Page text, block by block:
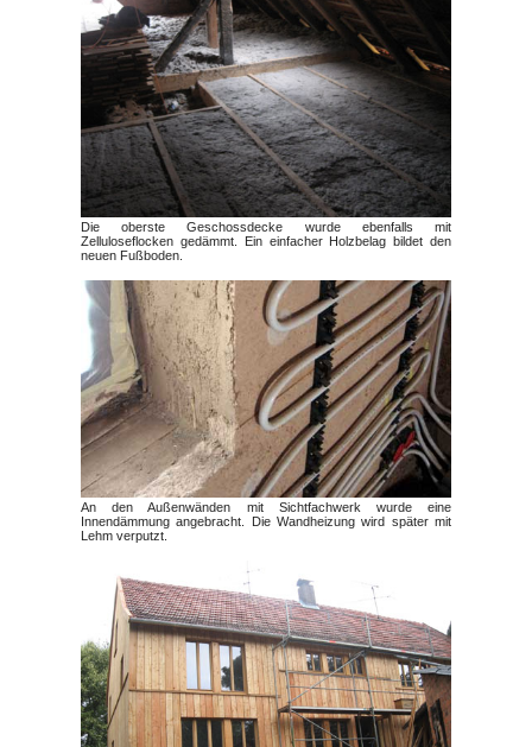
Die oberste Geschossdecke wurde ebenfalls mit
Zelluloseflocken gedämmt. Ein einfacher Holzbelag bildet den
neuen Fußboden.
An den Außenwänden mit Sichtfachwerk wurde eine
Innendämmung angebracht. Die Wandheizung wird später mit
Lehm verputzt.